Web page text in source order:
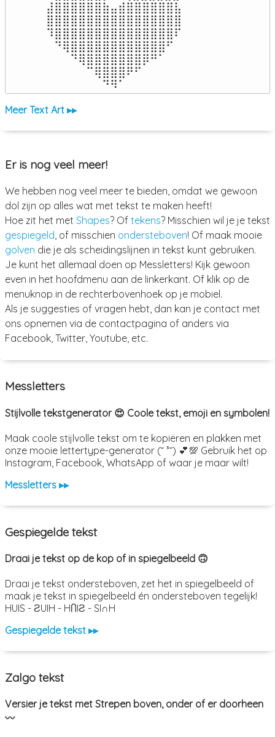
⣼⣿⣿⣿⣿⣿⣿⣷⣤⣾⣿⣿⣿⣿⣿⣿⣧
⣿⣿⣿⣿⣿⣿⣿⣿⣿⣿⣿⣿⣿⣿⣿⣿⣿
⠹⣿⣿⣿⣿⣿⣿⣿⣿⣿⣿⣿⣿⣿⣿⣿⠏
⠀⠙⢿⣿⣿⣿⣿⣿⣿⣿⣿⣿⣿⣿⣿⠋⠀
⠀⠀⠀⠙⢿⣿⣿⣿⣿⣿⣿⣿⡿⠛⠁⠀⠀
⠀⠀⠀⠀⠀⠉⢿⣿⣿⣿⠟⠋⠀⠀⠀⠀⠀
⠀⠀⠀⠀⠀⠀⠀⠙⠻⠁⠀⠀⠀⠀⠀⠀⠀⠀⠀⠀⠀⠀⠀
Meer Text Art ▸▸
Er is nog veel meer!
We hebben nog veel meer te bieden, omdat we gewoon
dol zijn op alles wat met tekst te maken heeft!
Hoe zit het met Shapes? Of tekens? Misschien wil je je tekst
gespiegeld , of misschien ondersteboven! Of maak mooie
golven die je als scheidingslijnen in tekst kunt gebruiken.
Je kunt het allemaal doen op Messletters! Kijk gewoon
even in het hoofdmenu aan de linkerkant. Of klik op de
menuknop in de rechterbovenhoek op je mobiel.
Als je suggesties of vragen hebt, dan kan je contact met
ons opnemen via de contactpagina of anders via
Facebook, Twitter, Youtube, etc.
Messletters
Stijlvolle tekstgenerator 😍 Coole tekst, emoji en symbolen!
Maak coole stijlvolle tekst om te kopiëren en plakken met
onze mooie lettertype-generator (˘ ³˘) 💕💯 Gebruik het op
Instagram, Facebook, WhatsApp of waar je maar wilt!
Messletters ▸▸
Gespiegelde tekst
Draai je tekst op de kop of in spiegelbeeld 🙃
Draai je tekst ondersteboven, zet het in spiegelbeeld of
maak je tekst in spiegelbeeld én ondersteboven tegelijk!
HUIS - ƧUIH - HႶIƧ - SI∩H
Gespiegelde tekst ▸▸
Zalgo tekst
Versier je tekst met Strepen boven, onder of er doorheen
〰️